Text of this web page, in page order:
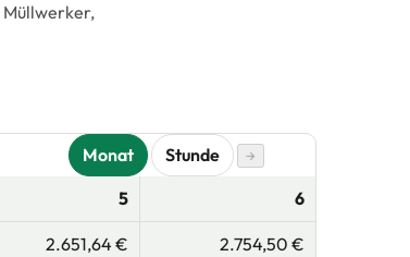
Müllwerker,
Monat Stunde →
5 6
2.651,64 € 2.754,50 €